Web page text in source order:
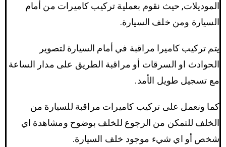
الموديلات, حيث نقوم بعملية تركيب كاميرات من أمام
السيارة ومن خلف السيارة.
يتم تركيب كاميرا مراقبة في أمام السيارة لتصوير
الحوادث او السرقات أو مراقبة الطريق على مدار الساعة
مع تسجيل طويل الأمد.
كما ونعمل على تركيب كاميرات مراقبة للسيارة من
الخلف للتمكن من الرجوع للخلف بوضوح ومشاهدة اي
شخص أو اي شيء موجود خلف السيارة.